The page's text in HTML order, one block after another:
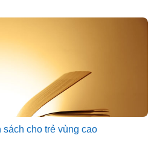
cho trẻ vùng cao